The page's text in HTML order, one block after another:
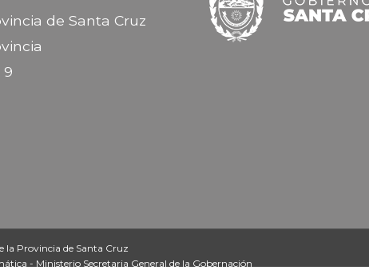
de Santa Cruz
9
la Provincia de Santa Cruz
- Ministerio Secretaria General de la Gobernación